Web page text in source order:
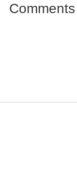
Comments